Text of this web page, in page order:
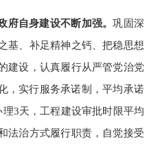
府自身建设不断加强。巩固深
基、补足精神之钙、把稳思想
建设，认真履行从严管党治党
，实行服务承诺制，平均承诺
理3天，工程建设审批时限平均
法治方式履行职责，自觉接受